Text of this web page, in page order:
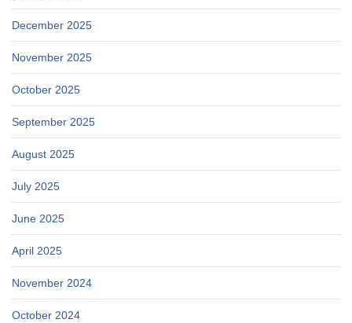
December 2025
November 2025
October 2025
September 2025
August 2025
July 2025
June 2025
April 2025
November 2024
October 2024